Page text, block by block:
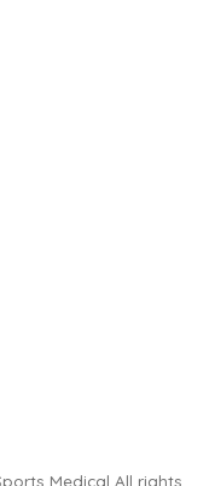
Medical All rights